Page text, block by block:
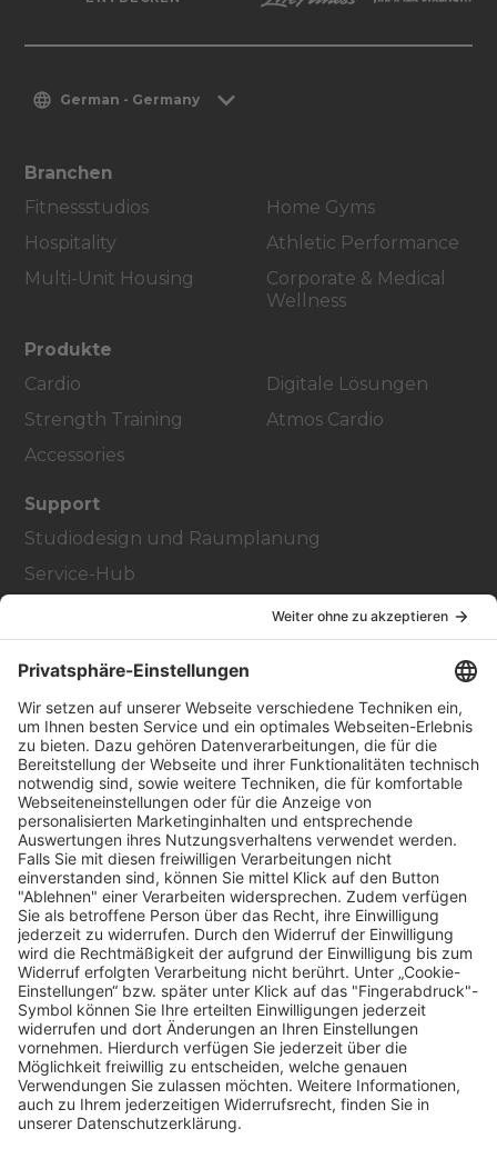
German - Germany
Branchen
Fitnessstudios
Hospitality
Multi-Unit Housing
Home Gyms
Athletic Performance
Corporate & Medical
Wellness
Produkte
Cardio
Strength Training
Accessories
Digitale Lösungen
Atmos Cardio
Support
Studiodesign und Raumplanung
Service-Hub
Über
Vertriebspartner finden
Stores Finden
Rechtlich
Zugänglichkeit
Careers
Bei Facility Connect anmelden
Impressum
Kontakt
Datenschutz-Einstellungen